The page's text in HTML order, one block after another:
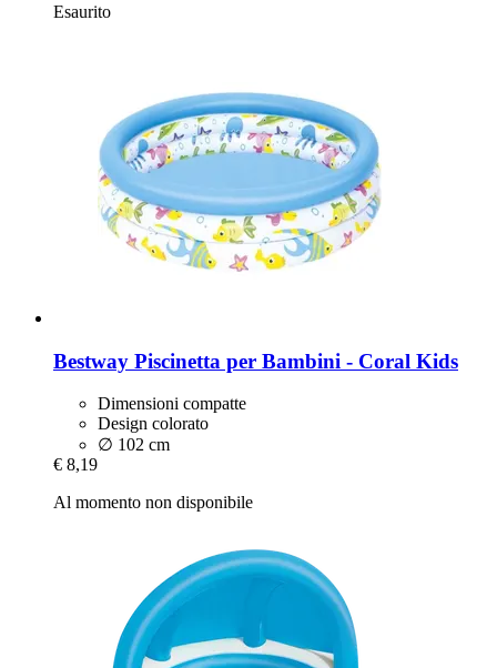
Esaurito
Bestway Piscinetta per Bambini -​ Coral Kids
Dimensioni compatte
Design colorato
∅ 102 cm
€ 8,19
Al momento non disponibile